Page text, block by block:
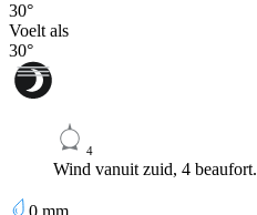
30°
Voelt als
30°
4
Wind vanuit zuid, 4 beaufort.